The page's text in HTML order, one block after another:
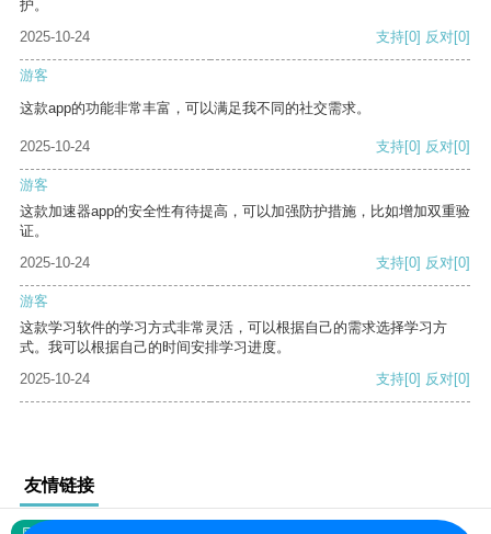
护。
2025-10-24
支持[0] 反对[0]
游客
这款app的功能非常丰富，可以满足我不同的社交需求。
2025-10-24 支持[0] 反对[0]
游客
这款加速器app的安全性有待提高，可以加强防护措施，比如增加双重验
证。
2025-10-24
支持[0] 反对[0]
游客
这款学习软件的学习方式非常灵活，可以根据自己的需求选择学习方
式。我可以根据自己的时间安排学习进度。
2025-10-24
支持[0] 反对[0]
友情链接